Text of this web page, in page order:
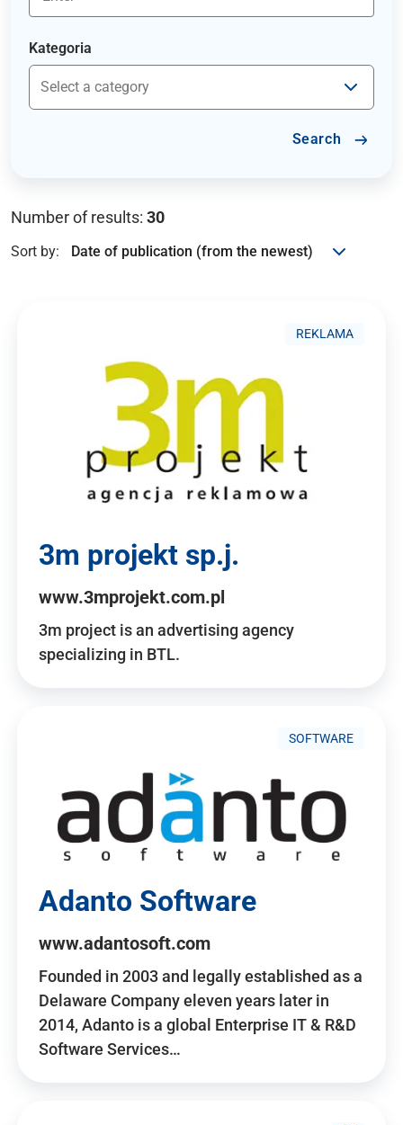
Kategoria
Search
Number of results: 30
Sort by:
REKLAMA
3m projekt sp.j.
www.3mprojekt.com.pl
3m project is an advertising agency
specializing in BTL.
SOFTWARE
Adanto Software
www.adantosoft.com
Founded in 2003 and legally established as a
Delaware Company eleven years later in
2014, Adanto is a global Enterprise IT & R&D
Software Services…